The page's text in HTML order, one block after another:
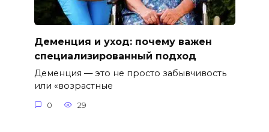
Деменция и уход: почему важен
специализированный подход
Деменция — это не просто забывчивость
или «возрастные
0 29